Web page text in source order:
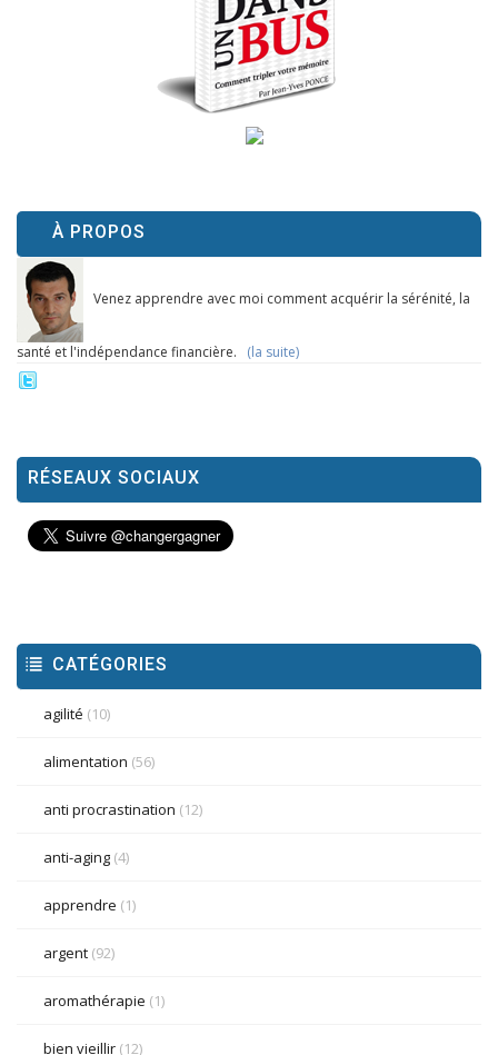
À PROPOS
Venez apprendre avec moi comment acquérir la sérénité, la
santé et l'indépendance financière. (la suite)
RÉSEAUX SOCIAUX
CATÉGORIES
agilité (10)
alimentation (56)
anti procrastination (12)
anti-aging (4)
apprendre (1)
argent (92)
aromathérapie (1)
bien vieillir (12)